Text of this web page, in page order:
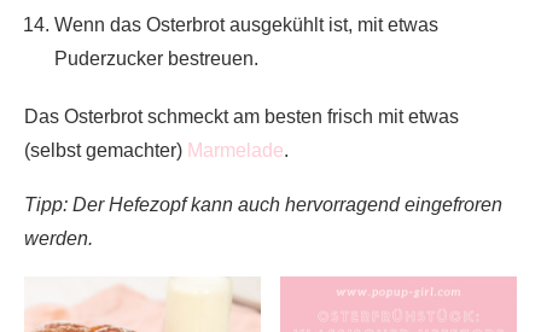
Wenn das Osterbrot ausgekühlt ist, mit etwas
Puderzucker bestreuen.
Das Osterbrot schmeckt am besten frisch mit etwas
(selbst gemachter) Marmelade.
Tipp: Der Hefezopf kann auch hervorragend eingefroren
werden.